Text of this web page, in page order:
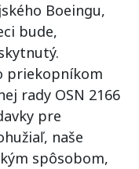
Boeingu,
bude,
priekopníkom
rady OSN 2166
pre
naše
spôsobom,